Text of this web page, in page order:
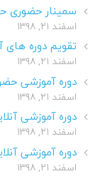
سمینار حضوری
اسفند ۲۱, ۱۳۹۸
تقویم دوره های
اسفند ۲۱, ۱۳۹۸
دوره آموزشی
اسفند ۲۱, ۱۳۹۸
دوره آموزشی
اسفند ۲۱, ۱۳۹۸
دوره آموزشی
اسفند ۲۱, ۱۳۹۸